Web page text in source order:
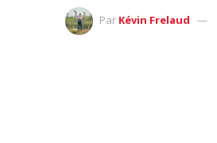
Par Kévin Frelaud